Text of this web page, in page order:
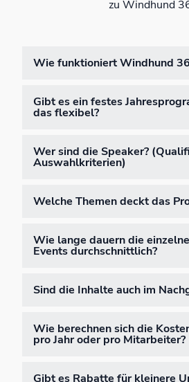
zu Windhund
Wie funktioniert Windhund
Gibt es ein festes
das flexibel?
Wer sind die Speaker?
Auswahlkriterien)
Welche Themen deckt das
Wie lange dauern die
Events durchschnittlich?
Sind die Inhalte auch im
Wie berechnen sich die
pro Jahr oder pro Mitarbeiter?
Gibt es Rabatte für kleinere